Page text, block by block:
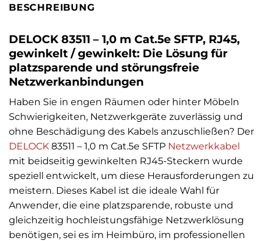
BESCHREIBUNG
DELOCK 83511 – 1,0 m Cat.5e SFTP, RJ45,
gewinkelt / gewinkelt: Die Lösung für
platzsparende und störungsfreie
Netzwerkanbindungen
Haben Sie in engen Räumen oder hinter Möbeln
Schwierigkeiten, Netzwerkgeräte zuverlässig und
ohne Beschädigung des Kabels anzuschließen? Der
DELOCK 83511 – 1,0 m Cat.5e SFTP Netzwerkkabel
mit beidseitig gewinkelten RJ45-Steckern wurde
speziell entwickelt, um diese Herausforderungen zu
meistern. Dieses Kabel ist die ideale Wahl für
Anwender, die eine platzsparende, robuste und
gleichzeitig hochleistungsfähige Netzwerklösung
benötigen, sei es im Heimbüro, im professionellen